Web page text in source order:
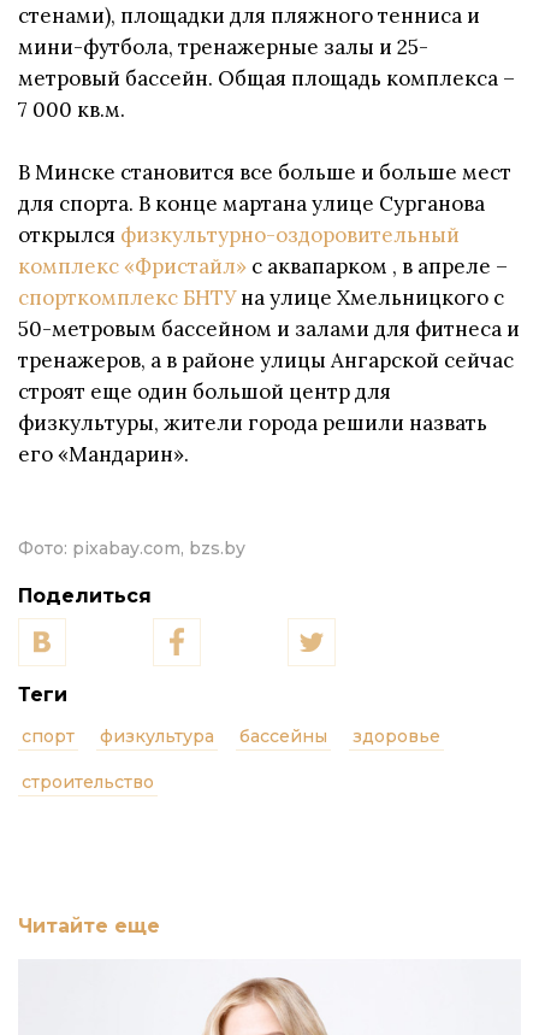
стенами), площадки для пляжного тенниса и
мини-футбола, тренажерные залы и 25-
метровый бассейн. Общая площадь комплекса –
7 000 кв.м.
В Минске становится все больше и больше мест
для спорта. В конце мартана улице Сурганова
открылся физкультурно-оздоровительный
комплекс «Фристайл» c аквапарком , в апреле –
спорткомплекс БНТУна улице Хмельницкого с
50-метровым бассейном и залами для фитнеса и
тренажеров, а в районе улицы Ангарской сейчас
строят еще один большой центр для
физкультуры, жители города решили назвать
его «Мандарин».
Фото: pixabay.com, bzs.by
Поделиться
Теги
спорт физкультура бассейны здоровье
строительство
Читайте еще